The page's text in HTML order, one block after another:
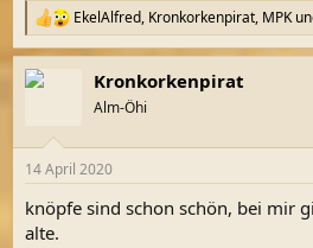
R
e
a
k
e
:
EkelAlfred, Kronkorkenpirat, MPK
Kronkorkenpirat
Alm-Öhi
14 April 2020
knöpfe sind schon schön, bei mir
alte.